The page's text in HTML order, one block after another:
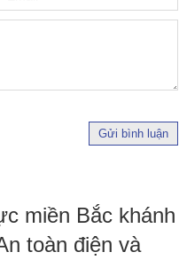
Gửi bình luận
miền Bắc khánh
toàn điện và